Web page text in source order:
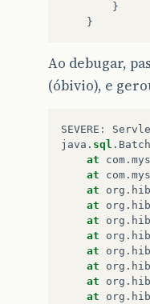
}
}
Ao debugar,
(óbivio), e
SEVERE :
java . sql .
at
com .
at
com .
at
org .
at
org .
at
org .
at
org .
at
org .
at
org .
at
org .
at
org .